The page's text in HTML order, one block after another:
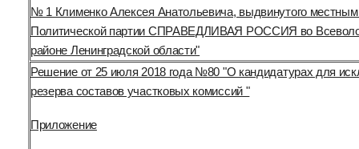
№ 1 Клименко Алексея Анатольевича, выдвинутого
Политической партии СПРАВЕДЛИВАЯ РОССИЯ во
районе Ленинградской области"
Решение от 25 июля 2018 года №80 "О кандидатурах для
резерва составов участковых комиссий "
Приложение